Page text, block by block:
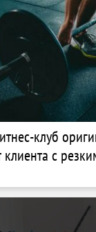
клуб
клиента с